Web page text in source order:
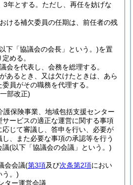
年とする。 ただし、再任を妨げな
ける補欠委員の任期は、前任者の残
下「協議会の会長」という。)を置
める。
会を代表し、会務を総理する。
あるとき、又は欠けたときは、あら
員がその職務を代理する。
部改正)
護保険事業、地域包括支援センター
ービスの適正な運営に関する事項
じて審議し、答申を行い、必要が
、また必要な事項の承認等を行う
議(以下「協議会の会議」という。)
会会議(第3項及び次条第2項におい
う。)
ター運営会議